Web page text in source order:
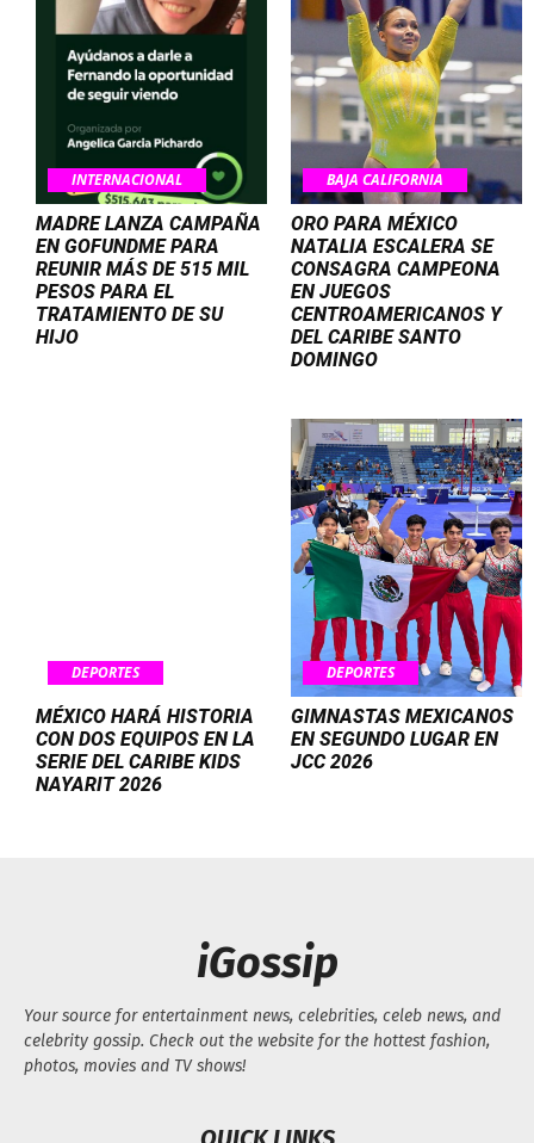
INTERNACIONAL
MADRE LANZA CAMPAÑA
EN GOFUNDME PARA
REUNIR MÁS DE 515 MIL
PESOS PARA EL
TRATAMIENTO DE SU
HIJO
BAJA CALIFORNIA
ORO PARA MÉXICO
NATALIA ESCALERA SE
CONSAGRA CAMPEONA
EN JUEGOS
CENTROAMERICANOS Y
DEL CARIBE SANTO
DOMINGO
DEPORTES
MÉXICO HARÁ HISTORIA
CON DOS EQUIPOS EN LA
SERIE DEL CARIBE KIDS
NAYARIT 2026
DEPORTES
GIMNASTAS MEXICANOS
EN SEGUNDO LUGAR EN
JCC 2026
iGossip
Your source for entertainment news, celebrities, celeb news, and
celebrity gossip. Check out the website for the hottest fashion,
photos, movies and TV shows!